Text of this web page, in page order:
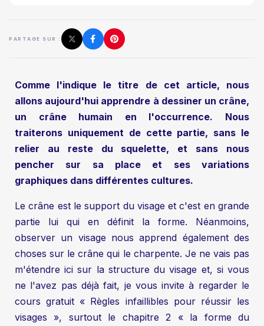
PARTAGE SUR :
Comme l'indique le titre de cet article, nous
allons aujourd'hui apprendre à dessiner un crâne,
un crâne humain en l'occurrence. Nous
traiterons uniquement de cette partie, sans le
relier au reste du squelette, et sans nous
pencher sur sa place et ses variations
graphiques dans différentes cultures.
Le crâne est le support du visage et c'est en grande
partie lui qui en définit la forme. Néanmoins,
observer un visage nous apprend également des
choses sur le crâne qui le charpente. Je ne vais pas
m'étendre ici sur la structure du visage et, si vous
ne l'avez pas déjà fait, je vous invite à regarder le
cours gratuit « Règles infaillibles pour réussir les
visages », surtout le chapitre 2 « la forme du